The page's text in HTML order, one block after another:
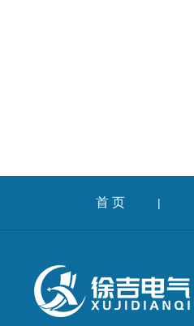
首 页 |